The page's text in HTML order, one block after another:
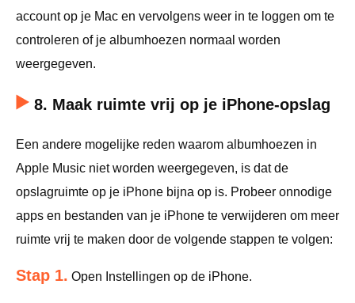
account op je Mac en vervolgens weer in te loggen om te
controleren of je albumhoezen normaal worden
weergegeven.
8. Maak ruimte vrij op je iPhone-opslag
Een andere mogelijke reden waarom albumhoezen in
Apple Music niet worden weergegeven, is dat de
opslagruimte op je iPhone bijna op is. Probeer onnodige
apps en bestanden van je iPhone te verwijderen om meer
ruimte vrij te maken door de volgende stappen te volgen:
Stap 1. Open Instellingen op de iPhone.